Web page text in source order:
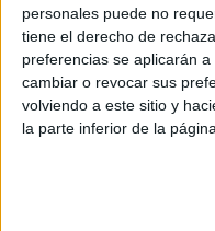
personales puede no
tiene el derecho de
preferencias se aplicarán a
cambiar o revocar sus
volviendo a este sitio y
la parte inferior de la
Sevilla
Málaga
Alicante